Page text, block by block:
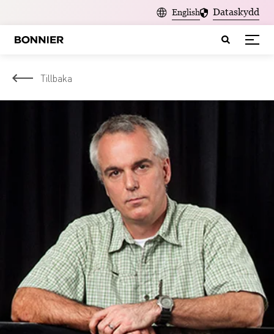
English Dataskydd
Tillbaka